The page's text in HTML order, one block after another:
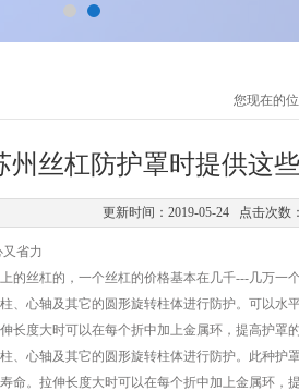
您现在的位
州丝杠防护罩时提供这
更新时间：2019-05-24 点击次数
省力
的丝杠的，一个丝杠的价格基本在几千---几万
、心轴及其它的圆形旋转柱体进行防护。可以
长度大时可以在每个折中加上金属环，提高护罩
心轴及其它的圆形旋转柱体进行防护。此种护
命。拉伸长度大时可以在每个折中加上金属环，